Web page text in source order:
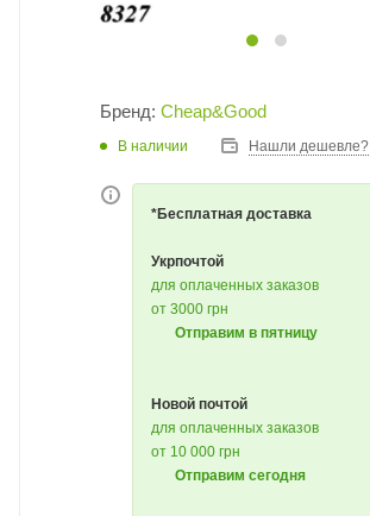
Бренд: Cheap&Good
В наличии Нашли дешевле?
*Бесплатная доставка
Укрпочтой
для оплаченных заказов
от 3000 грн
Отправим в пятницу
Новой почтой
для оплаченных заказов
от 10 000 грн
Отправим сегодня